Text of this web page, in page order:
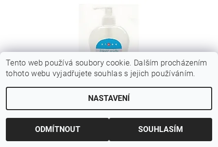
ANTIB.PŘÍSADOU 500ML
Tento web používá soubory cookie. Dalším procházením
tohoto webu vyjadřujete souhlas s jejich používáním.
NASTAVENÍ
ODMÍTNOUT SOUHLASÍM